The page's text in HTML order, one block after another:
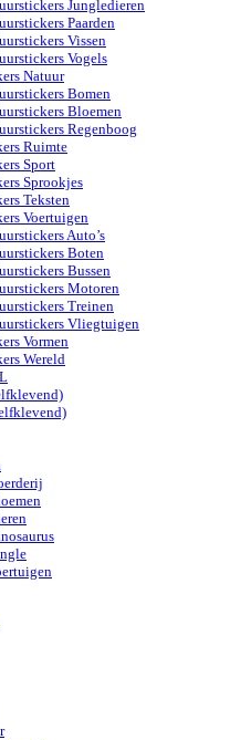
Jungledieren
Paarden
Vissen
Vogels
Natuur
Bomen
Bloemen
Regenboog
Ruimte
Sport
Sprookjes
Teksten
Voertuigen
Auto’s
Boten
Bussen
Motoren
Treinen
Vliegtuigen
Vormen
Wereld